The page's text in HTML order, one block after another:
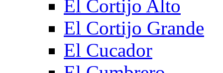
El Cortijo Alto
El Cortijo Grande
El Cucador